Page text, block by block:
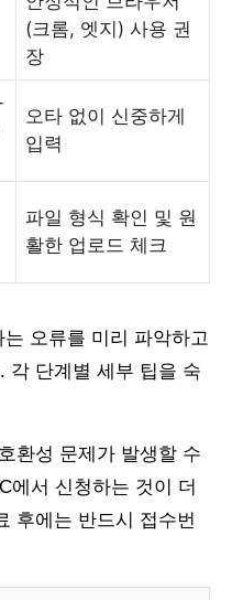
(크롬, 엣지) 사용 권
장
오타 없이 신중하게
입력
파일 형식 확인 및 원
활한 업로드 체크
오류를 미리 파악하고
각 단계별 세부 팁을 숙
환성 문제가 발생할 수
에서 신청하는 것이 더
후에는 반드시 접수번